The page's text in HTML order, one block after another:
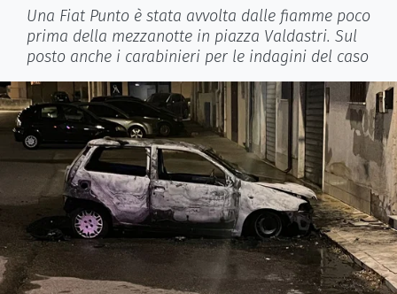
Una Fiat Punto è stata avvolta dalle fiamme poco
prima della mezzanotte in piazza Valdastri. Sul
posto anche i carabinieri per le indagini del caso